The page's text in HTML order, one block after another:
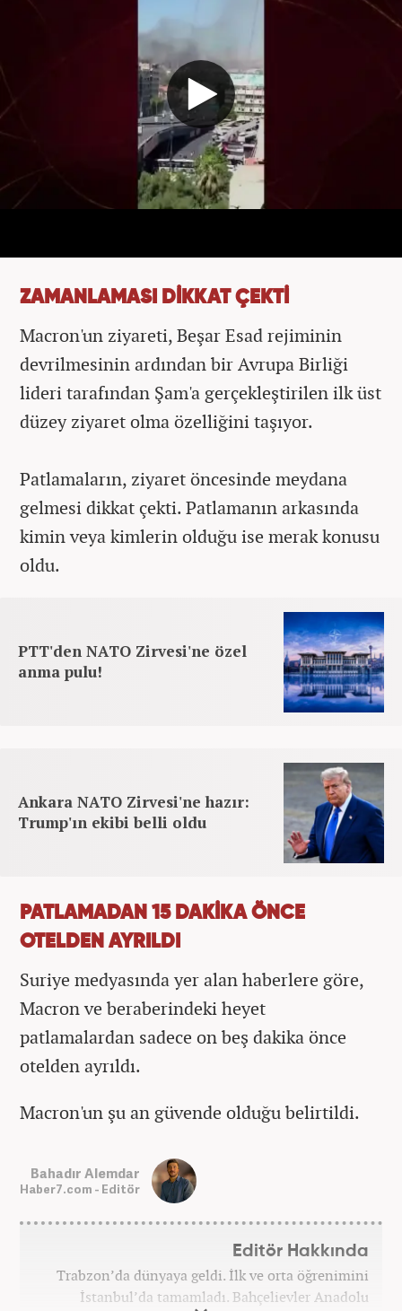
ZAMANLAMASI DİKKAT ÇEKTİ
Macron'un ziyareti, Beşar Esad rejiminin
devrilmesinin ardından bir Avrupa Birliği
lideri tarafından Şam'a gerçekleştirilen ilk üst
düzey ziyaret olma özelliğini taşıyor.
Patlamaların, ziyaret öncesinde meydana
gelmesi dikkat çekti. Patlamanın arkasında
kimin veya kimlerin olduğu ise merak konusu
oldu.
PTT'den NATO Zirvesi'ne özel
anma pulu!
Ankara NATO Zirvesi'ne hazır:
Trump'ın ekibi belli oldu
PATLAMADAN 15 DAKİKA ÖNCE
OTELDEN AYRILDI
Suriye medyasında yer alan haberlere göre,
Macron ve beraberindeki heyet
patlamalardan sadece on beş dakika önce
otelden ayrıldı.
Macron'un şu an güvende olduğu belirtildi.
Bahadır Alemdar
Haber7.com - Editör
Editör Hakkında
Trabzon’da dünyaya geldi. İlk ve orta öğrenimini
İstanbul’da tamamladı. Bahçelievler Anadolu